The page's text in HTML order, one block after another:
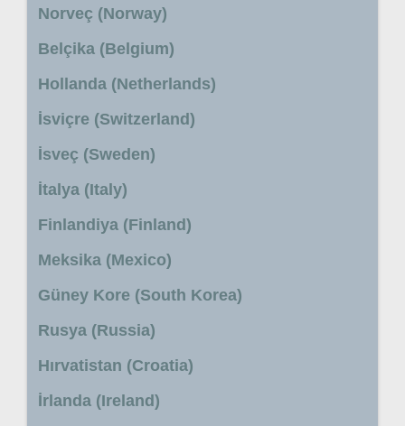
Norveç (Norway)
Belçika (Belgium)
Hollanda (Netherlands)
İsviçre (Switzerland)
İsveç (Sweden)
İtalya (Italy)
Finlandiya (Finland)
Meksika (Mexico)
Güney Kore (South Korea)
Rusya (Russia)
Hırvatistan (Croatia)
İrlanda (Ireland)